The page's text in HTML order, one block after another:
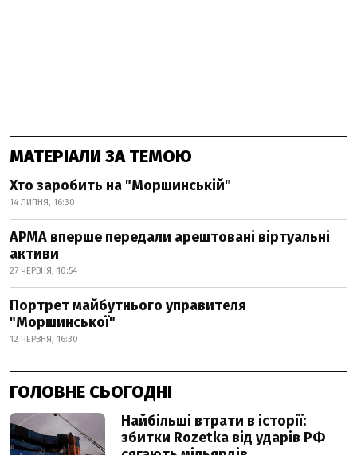
МАТЕРІАЛИ ЗА ТЕМОЮ
Хто заробить на "Моршинській"
14 ЛИПНЯ, 16:30
АРМА вперше передали арештовані віртуальні
активи
27 ЧЕРВНЯ, 10:54
Портрет майбутнього управителя
"Моршинської"
12 ЧЕРВНЯ, 16:30
ГОЛОВНЕ СЬОГОДНІ
Найбільші втрати в історії:
збитки Rozetka від ударів РФ